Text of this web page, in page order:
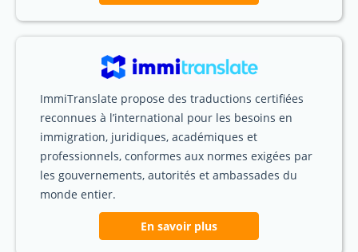
ImmiTranslate propose des traductions certifiées
reconnues à l’international pour les besoins en
immigration, juridiques, académiques et
professionnels, conformes aux normes exigées par
les gouvernements, autorités et ambassades du
monde entier.
En savoir plus